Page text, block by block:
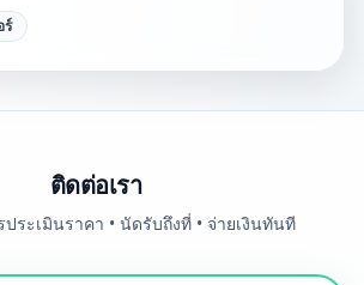
ร์
ติดต่อเรา
ระเมินราคา • นัดรับถึงที่ • จ่ายเงินทันที